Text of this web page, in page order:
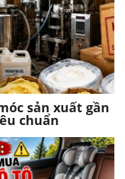
sản xuất gần
chuẩn